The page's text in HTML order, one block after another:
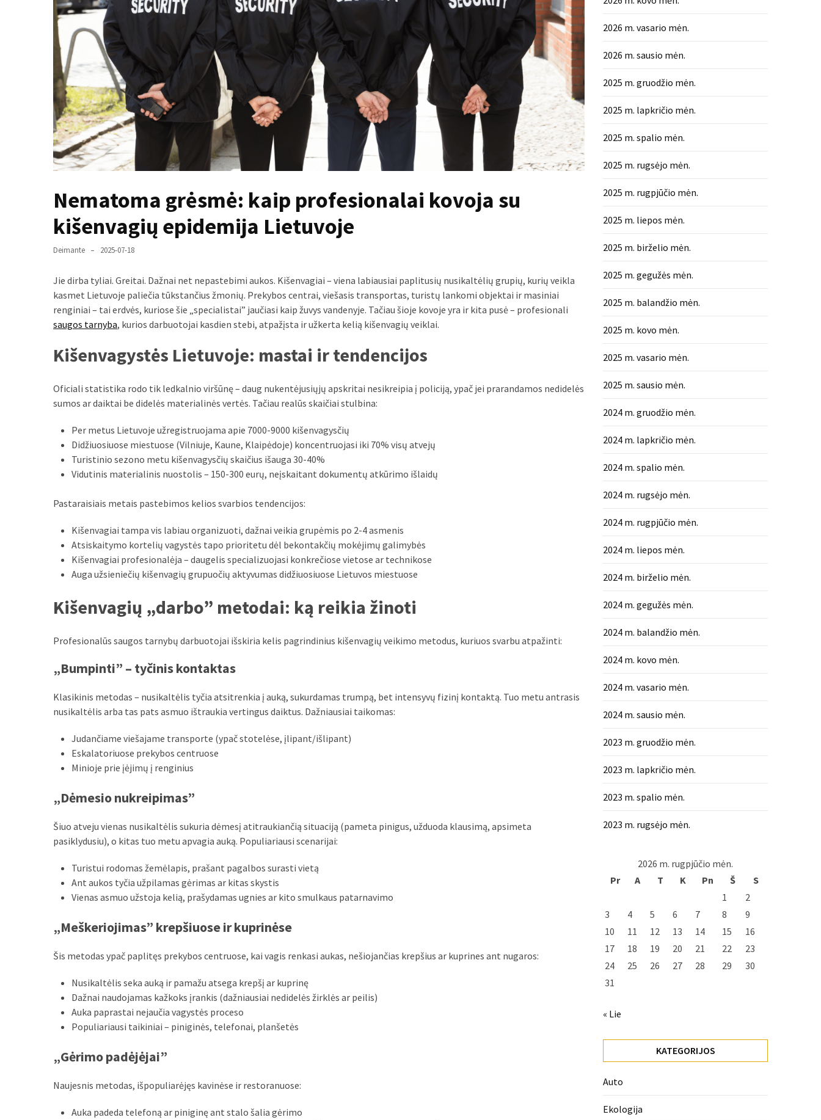
Uncategorized
Nematoma grėsmė: kaip profesionalai kovoja su
kišenvagių epidemija Lietuvoje
Deimante 2025-07-18
Jie dirba tyliai. Greitai. Dažnai net nepastebimi aukos. Kišenvagiai – viena labiausiai paplitusių nusikaltėlių grupių, kurių veikla
kasmet Lietuvoje paliečia tūkstančius žmonių. Prekybos centrai, viešasis transportas, turistų lankomi objektai ir masiniai
renginiai – tai erdvės, kuriose šie „specialistai” jaučiasi kaip žuvys vandenyje. Tačiau šioje kovoje yra ir kita pusė – profesionali
saugos tarnyba, kurios darbuotojai kasdien stebi, atpažįsta ir užkerta kelią kišenvagių veiklai.
Kišenvagystės Lietuvoje: mastai ir tendencijos
Oficiali statistika rodo tik ledkalnio viršūnę – daug nukentėjusiųjų apskritai nesikreipia į policiją, ypač jei prarandamos nedidelės
sumos ar daiktai be didelės materialinės vertės. Tačiau realūs skaičiai stulbina:
Per metus Lietuvoje užregistruojama apie 7000-9000 kišenvagysčių
Didžiuosiuose miestuose (Vilniuje, Kaune, Klaipėdoje) koncentruojasi iki 70% visų atvejų
Turistinio sezono metu kišenvagysčių skaičius išauga 30-40%
Vidutinis materialinis nuostolis – 150-300 eurų, neįskaitant dokumentų atkūrimo išlaidų
Pastaraisiais metais pastebimos kelios svarbios tendencijos:
Kišenvagiai tampa vis labiau organizuoti, dažnai veikia grupėmis po 2-4 asmenis
Atsiskaitymo kortelių vagystės tapo prioritetu dėl bekontakčių mokėjimų galimybės
Kišenvagiai profesionalėja – daugelis specializuojasi konkrečiose vietose ar technikose
Auga užsieniečių kišenvagių grupuočių aktyvumas didžiuosiuose Lietuvos miestuose
Kišenvagių „darbo” metodai: ką reikia žinoti
Profesionalūs saugos tarnybų darbuotojai išskiria kelis pagrindinius kišenvagių veikimo metodus, kuriuos svarbu atpažinti:
„Bumpinti” – tyčinis kontaktas
Klasikinis metodas – nusikaltėlis tyčia atsitrenkia į auką, sukurdamas trumpą, bet intensyvų fizinį kontaktą. Tuo metu antrasis
nusikaltėlis arba tas pats asmuo ištraukia vertingus daiktus. Dažniausiai taikomas:
Judančiame viešajame transporte (ypač stotelėse, įlipant/išlipant)
Eskalatoriuose prekybos centruose
Minioje prie įėjimų į renginius
„Dėmesio nukreipimas”
Šiuo atveju vienas nusikaltėlis sukuria dėmesį atitraukiančią situaciją (pameta pinigus, užduoda klausimą, apsimeta
pasiklydusiu), o kitas tuo metu apvagia auką. Populiariausi scenarijai:
Turistui rodomas žemėlapis, prašant pagalbos surasti vietą
Ant aukos tyčia užpilamas gėrimas ar kitas skystis
Vienas asmuo užstoja kelią, prašydamas ugnies ar kito smulkaus patarnavimo
„Meškeriojimas” krepšiuose ir kuprinėse
Šis metodas ypač paplitęs prekybos centruose, kai vagis renkasi aukas, nešiojančias krepšius ar kuprines ant nugaros:
Nusikaltėlis seka auką ir pamažu atsega krepšį ar kuprinę
Dažnai naudojamas kažkoks įrankis (dažniausiai nedidelės žirklės ar peilis)
Auka paprastai nejaučia vagystės proceso
Populiariausi taikiniai – piniginės, telefonai, planšetės
„Gėrimo padėjėjai”
Naujesnis metodas, išpopuliarėjęs kavinėse ir restoranuose:
Auka padeda telefoną ar piniginę ant stalo šalia gėrimo
2026 m. vasario mėn.
2026 m. sausio mėn.
2025 m. gruodžio mėn.
2025 m. lapkričio mėn.
2025 m. spalio mėn.
2025 m. rugsėjo mėn.
2025 m. rugpjūčio mėn.
2025 m. liepos mėn.
2025 m. birželio mėn.
2025 m. gegužės mėn.
2025 m. balandžio mėn.
2025 m. kovo mėn.
2025 m. vasario mėn.
2025 m. sausio mėn.
2024 m. gruodžio mėn.
2024 m. lapkričio mėn.
2024 m. spalio mėn.
2024 m. rugsėjo mėn.
2024 m. rugpjūčio mėn.
2024 m. liepos mėn.
2024 m. birželio mėn.
2024 m. gegužės mėn.
2024 m. balandžio mėn.
2024 m. kovo mėn.
2024 m. vasario mėn.
2024 m. sausio mėn.
2023 m. gruodžio mėn.
2023 m. lapkričio mėn.
2023 m. spalio mėn.
2023 m. rugsėjo mėn.
2026 m. rugpjūčio mėn.
Pr
A T K Pn Š
S
1
2
3
4 5 6 7 8
9
10
11 12 13 14 15
16
17
18 19 20 21 22
23
24
25 26 27 28 29
30
31
« Lie
KATEGORIJOS
Auto
Ekologija